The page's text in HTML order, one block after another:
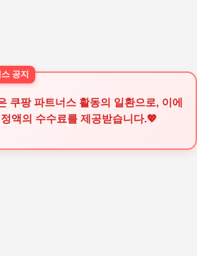
쿠팡 파트너스 활동의 일환으로, 이에
액의 수수료를 제공받습니다.💖